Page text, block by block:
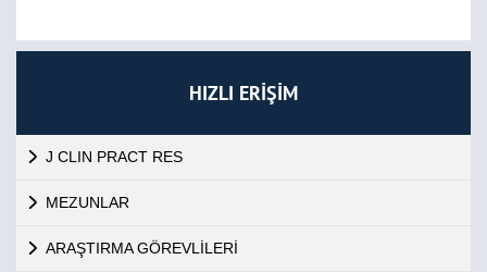
HIZLI ERİŞİM
J CLIN PRACT RES
MEZUNLAR
ARAŞTIRMA GÖREVLİLERİ